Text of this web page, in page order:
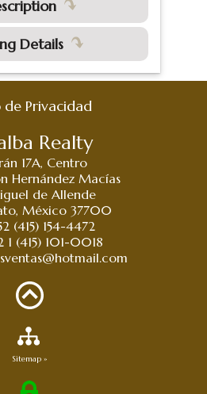
Details
de Privacidad
Realty
17A, Centro
Hernández Macías
de Allende
México 37700
(415) 154-4472
1 (415) 101-0018
Sitemap »